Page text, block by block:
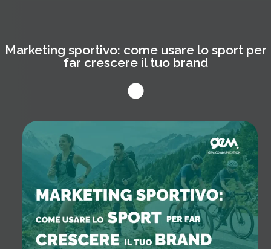
Marketing sportivo: come usare lo sport per
far crescere il tuo brand